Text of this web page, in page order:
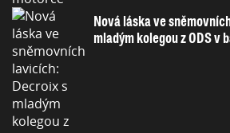
Nová láska ve
mladým kolegou z ODS v